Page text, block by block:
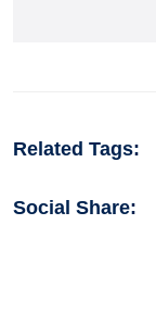
Related Tags:
Social Share: